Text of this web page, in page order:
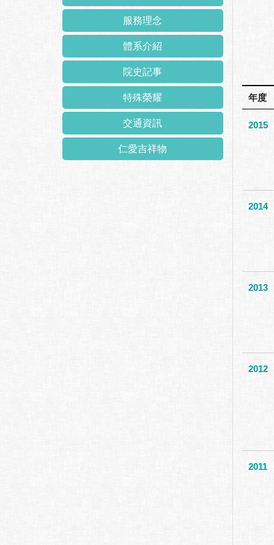
服務理念
體系介紹
院史記事
特殊榮耀
交通資訊
仁愛吉祥物
年度
2015
2014
2013
2012
2011